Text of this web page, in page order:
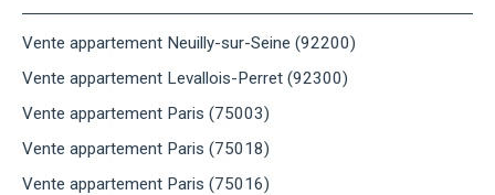
Vente appartement Neuilly-sur-Seine (92200)
Vente appartement Levallois-Perret (92300)
Vente appartement Paris (75003)
Vente appartement Paris (75018)
Vente appartement Paris (75016)